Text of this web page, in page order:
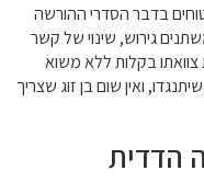
בדבר הסדרי ההורשה
גירוש, שינוי של קשר
צוואתו בקלות ללא משוא
ואין שום בן זוג שצריך
הדדית